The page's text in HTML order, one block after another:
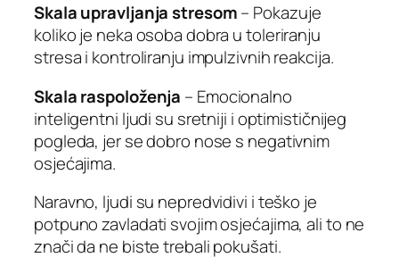
Skala upravljanja stresom– Pokazuje
koliko je neka osoba dobra u toleriranju
stresa i kontroliranju impulzivnih reakcija.
Skala raspoloženja – Emocionalno
inteligentni ljudi su sretniji i optimističnijeg
pogleda, jer se dobro nose s negativnim
osjećajima.
Naravno, ljudi su nepredvidivi i teško je
potpuno zavladati svojim osjećajima, ali to ne
znači da ne biste trebali pokušati.